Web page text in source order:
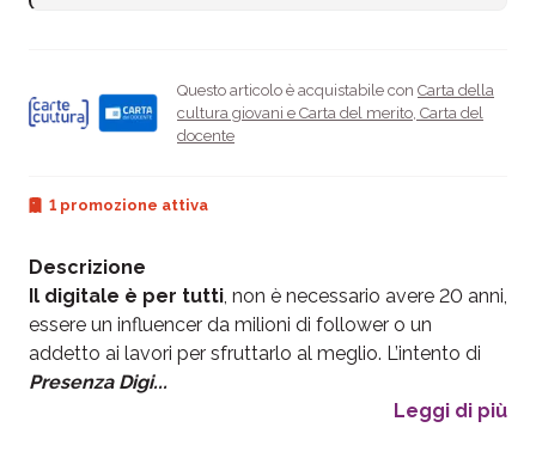
Questo articolo è acquistabile con Carta della
cultura giovani e Carta del merito Carta del
docente
1 promozione attiva
Descrizione
Il digitale è per tutti, non è necessario avere 20 anni,
essere un influencer da milioni di follower o un
addetto ai lavori per sfruttarlo al meglio. L’intento di
Presenza Digi...
Leggi di più